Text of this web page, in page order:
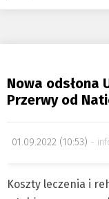
Nowa odsłona
Przerwy od
01.09.2022 (10:53)
Koszty leczenia i